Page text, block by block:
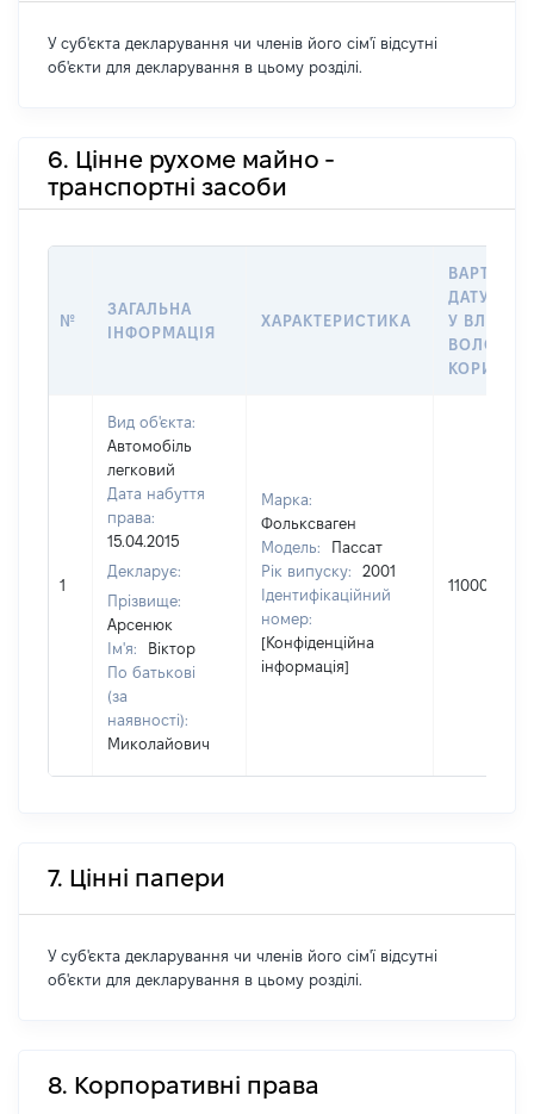
У суб'єкта декларування чи членів його сім'ї відсутні
об'єкти для декларування в цьому розділі.
6. Цінне рухоме майно -
транспортні засоби
№
ЗАГАЛЬНА
ІНФОРМАЦІЯ
ХАРАКТЕРИСТИКА
ВАРТІСТЬ
ДАТУ
У
1
Вид об'єкта:
Автомобіль
легковий
Дата набуття
права:
15.04.2015
Декларує:
Прізвище:
Арсенюк
Ім'я:
Віктор
По батькові
(за
наявності):
Миколайович
Марка:
Фольксваген
Модель:
Пассат
Рік випуску:
2001
Ідентифікаційний
номер:
[Конфіденційна
інформація]
110000
7. Цінні папери
У суб'єкта декларування чи членів його сім'ї відсутні
об'єкти для декларування в цьому розділі.
8. Корпоративні права